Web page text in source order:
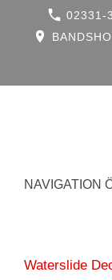
02331-
NAVIGATION
Waterslide